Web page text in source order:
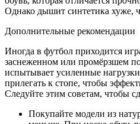
Однако дышит синтетика хуже,
Дополнительные рекомендации
Иногда в футбол приходится
заснеженном или промёрзшем
испытывает усиленные
прилегать к стопе, чтобы
Следуйте этим советам, чтобы
Покупайте модели из